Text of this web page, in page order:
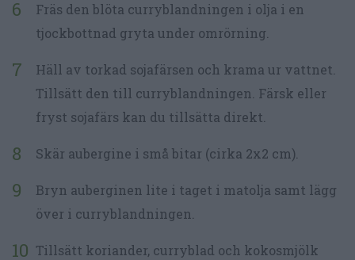
Fräs den blöta curryblandningen i olja i en
tjockbottnad gryta under omrörning.
Häll av torkad sojafärsen och krama ur vattnet.
Tillsätt den till curryblandningen. Färsk eller
fryst sojafärs kan du tillsätta direkt.
Skär aubergine i små bitar (cirka 2x2 cm).
Bryn auberginen lite i taget i matolja samt lägg
över i curryblandningen.
Tillsätt koriander, curryblad och kokosmjölk